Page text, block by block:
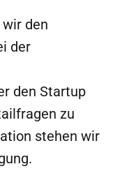
den
der
den Startup
zu
stehen wir